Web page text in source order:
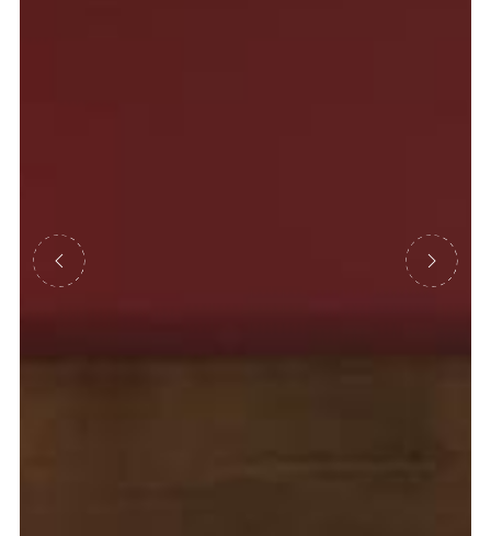
Précédent Suivant